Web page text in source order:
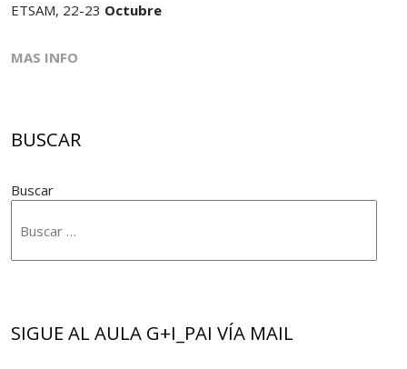
ETSAM, 22-23 Octubre
MAS INFO
BUSCAR
Buscar
SIGUE AL AULA G+I_PAI VÍA MAIL